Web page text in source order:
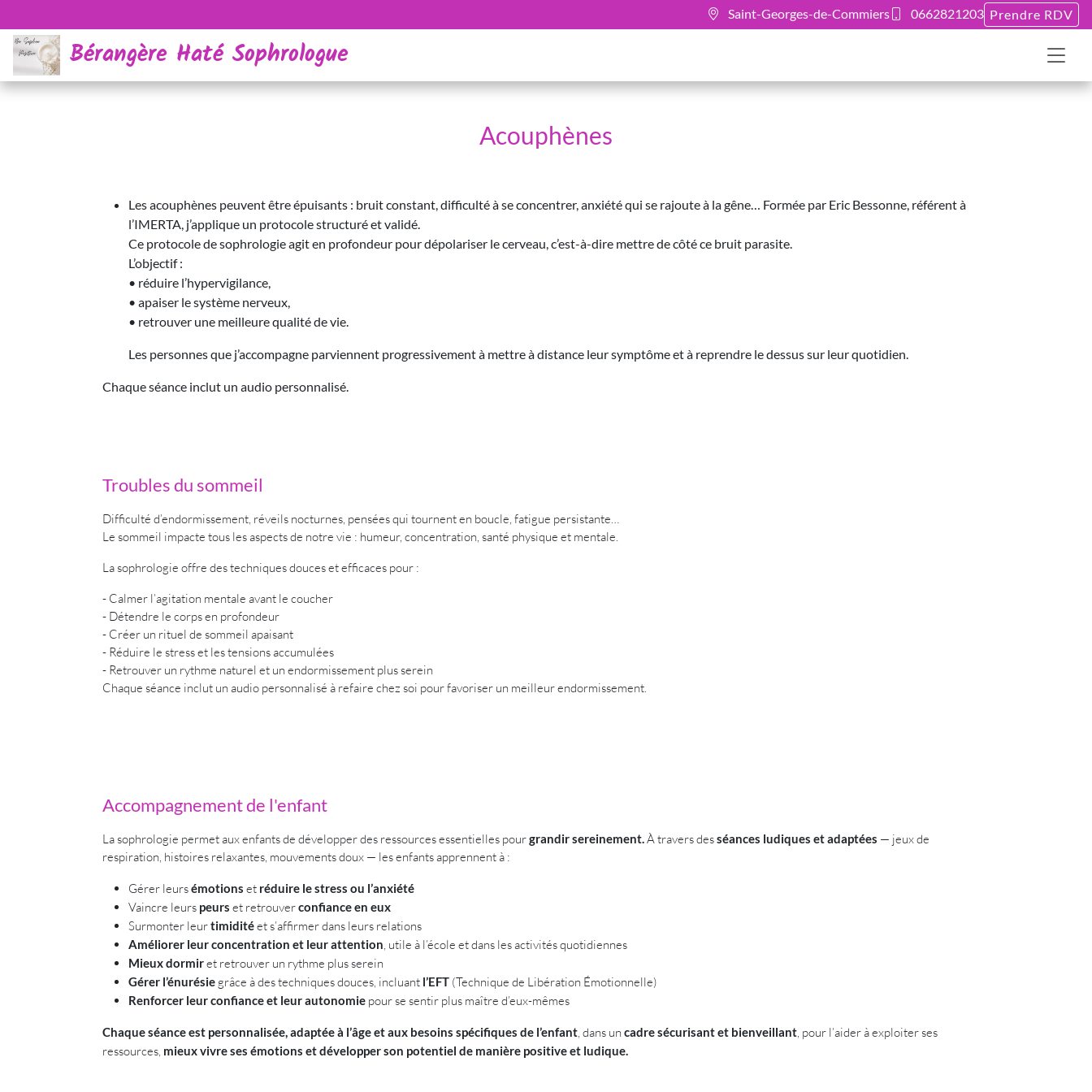
Saint-Georges-de-Commiers 0662821203 Prendre RDV
Bérangère Haté Sophrologue
Acouphènes
Les acouphènes peuvent être épuisants : bruit constant, difficulté à se concentrer, anxiété qui se rajoute à la gêne… Formée par Eric Bessonne, référent à
l’IMERTA, j’applique un protocole structuré et validé.
Ce protocole de sophrologie agit en profondeur pour dépolariser le cerveau, c’est-à-dire mettre de côté ce bruit parasite.
L’objectif :
• réduire l’hypervigilance,
• apaiser le système nerveux,
• retrouver une meilleure qualité de vie.
Les personnes que j’accompagne parviennent progressivement à mettre à distance leur symptôme et à reprendre le dessus sur leur quotidien.
Chaque séance inclut un audio personnalisé.
Troubles du sommeil
Difficulté d’endormissement, réveils nocturnes, pensées qui tournent en boucle, fatigue persistante…
Le sommeil impacte tous les aspects de notre vie : humeur, concentration, santé physique et mentale.
La sophrologie offre des techniques douces et efficaces pour :
- Calmer l’agitation mentale avant le coucher
- Détendre le corps en profondeur
- Créer un rituel de sommeil apaisant
- Réduire le stress et les tensions accumulées
- Retrouver un rythme naturel et un endormissement plus serein
Chaque séance inclut un audio personnalisé à refaire chez soi pour favoriser un meilleur endormissement.
Accompagnement de l'enfant
La sophrologie permet aux enfants de développer des ressources essentielles pourgrandir sereinement.À travers desséances ludiques et adaptées — jeux de
respiration, histoires relaxantes, mouvements doux — les enfants apprennent à :
Gérer leursémotions et réduire le stress ou l’anxiété
Vaincre leurs peurs et retrouverconfiance en eux
Surmonter leurtimiditéet s’affirmer dans leurs relations
Améliorer leur concentration et leur attention, utile à l’école et dans les activités quotidiennes
Mieux dormiret retrouver un rythme plus serein
Gérer l’énurésie grâce à des techniques douces, incluant l’EFT (Technique de Libération Émotionnelle)
Renforcer leur confiance et leur autonomie pour se sentir plus maître d’eux-mêmes
Chaque séance est personnalisée, adaptée à l’âge et aux besoins spécifiques de l’enfant, dans un cadre sécurisant et bienveillant, pour l’aider à exploiter ses
ressources, mieux vivre ses émotions et développer son potentiel de manière positive et ludique.